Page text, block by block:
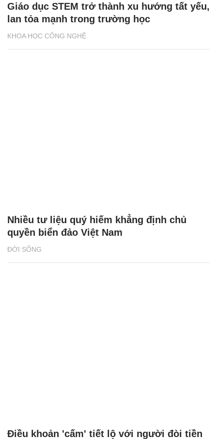
KHOA HỌC CÔNG NGHỆ
Giáo dục STEM trở thành xu hướng tất yếu,
lan tỏa mạnh trong trường học
ĐỜI SỐNG
Nhiều tư liệu quý hiếm khẳng định chủ
quyền biển đảo Việt Nam
Điều khoản 'cấm' tiết lộ với người đòi tiền